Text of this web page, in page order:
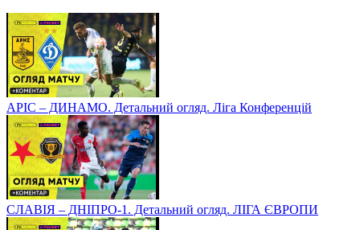
АРІС – ДИНАМО. Детальний огляд. Ліга Конференцій
СЛАВІЯ – ДНІПРО-1. Детальний огляд. ЛІГА ЄВРОПИ